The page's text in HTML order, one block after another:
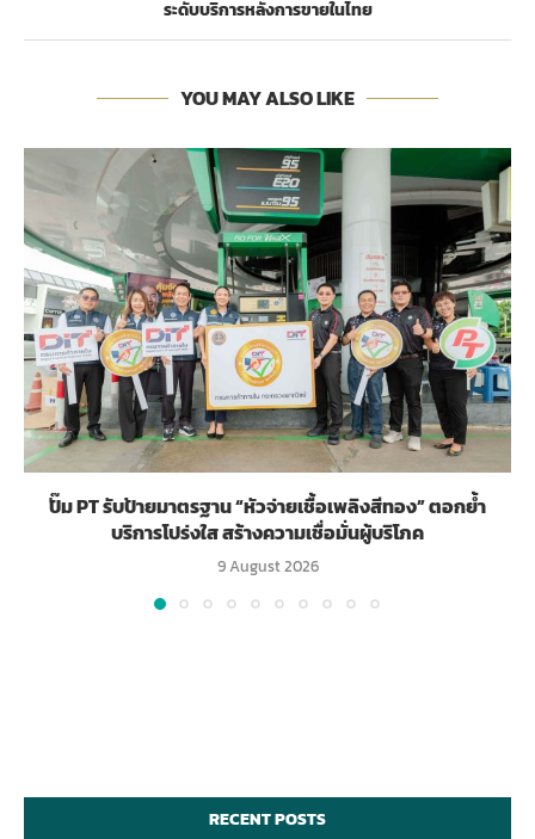
ระดับบริการหลังการขายในไทย
YOU MAY ALSO LIKE
ปั๊ม PT รับป้ายมาตรฐาน “หัวจ่ายเชื้อเพลิงสีทอง” ตอกย้ำ
บริการโปร่งใส สร้างความเชื่อมั่นผู้บริโภค
9 August 2026
RECENT POSTS